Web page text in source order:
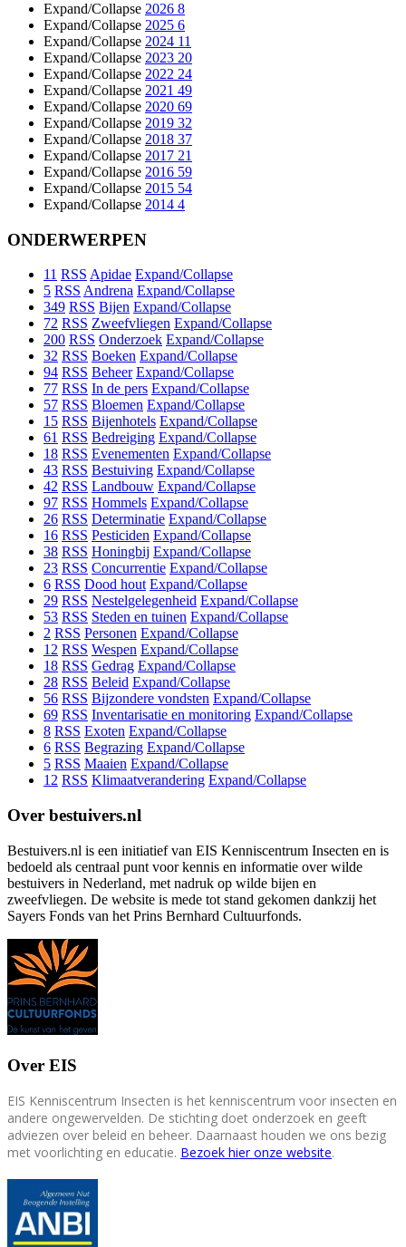
Expand/Collapse 2026 8
Expand/Collapse 2025 6
Expand/Collapse 2024 11
Expand/Collapse 2023 20
Expand/Collapse 2022 24
Expand/Collapse 2021 49
Expand/Collapse 2020 69
Expand/Collapse 2019 32
Expand/Collapse 2018 37
Expand/Collapse 2017 21
Expand/Collapse 2016 59
Expand/Collapse 2015 54
Expand/Collapse 2014 4
ONDERWERPEN
11 RSS Apidae Expand/Collapse
5 RSS Andrena Expand/Collapse
349 RSS Bijen Expand/Collapse
72 RSS Zweefvliegen Expand/Collapse
200 RSS Onderzoek Expand/Collapse
32 RSS Boeken Expand/Collapse
94 RSS Beheer Expand/Collapse
77 RSS In de pers Expand/Collapse
57 RSS Bloemen Expand/Collapse
15 RSS Bijenhotels Expand/Collapse
61 RSS Bedreiging Expand/Collapse
18 RSS Evenementen Expand/Collapse
43 RSS Bestuiving Expand/Collapse
42 RSS Landbouw Expand/Collapse
97 RSS Hommels Expand/Collapse
26 RSS Determinatie Expand/Collapse
16 RSS Pesticiden Expand/Collapse
38 RSS Honingbij Expand/Collapse
23 RSS Concurrentie Expand/Collapse
6 RSS Dood hout Expand/Collapse
29 RSS Nestelgelegenheid Expand/Collapse
53 RSS Steden en tuinen Expand/Collapse
2 RSS Personen Expand/Collapse
12 RSS Wespen Expand/Collapse
18 RSS Gedrag Expand/Collapse
28 RSS Beleid Expand/Collapse
56 RSS Bijzondere vondsten Expand/Collapse
69 RSS Inventarisatie en monitoring Expand/Collapse
8 RSS Exoten Expand/Collapse
6 RSS Begrazing Expand/Collapse
5 RSS Maaien Expand/Collapse
12 RSS Klimaatverandering Expand/Collapse
Over bestuivers.nl
Bestuivers.nl is een initiatief van EIS Kenniscentrum Insecten en is
bedoeld als centraal punt voor kennis en informatie over wilde
bestuivers in Nederland, met nadruk op wilde bijen en
zweefvliegen. De website is mede tot stand gekomen dankzij het
Sayers Fonds van het Prins Bernhard Cultuurfonds.
Over EIS
EIS Kenniscentrum Insecten is het kenniscentrum voor insecten en
andere ongewervelden. De stichting doet onderzoek en geeft
adviezen over beleid en beheer. Daarnaast houden we ons bezig
met voorlichting en educatie. Bezoek hier onze website.